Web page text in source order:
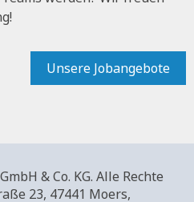
Unsere Jobangebote
& Co. KG. Alle Rechte
23, 47441 Moers,